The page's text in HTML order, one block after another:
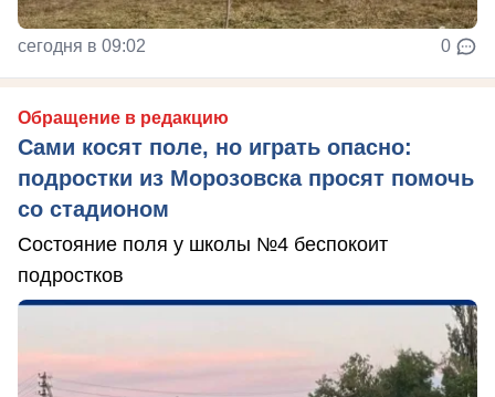
сегодня в 09:02 0
Обращение в редакцию
Сами косят поле, но играть опасно:
подростки из Морозовска просят помочь
со стадионом
Состояние поля у школы №4 беспокоит
подростков